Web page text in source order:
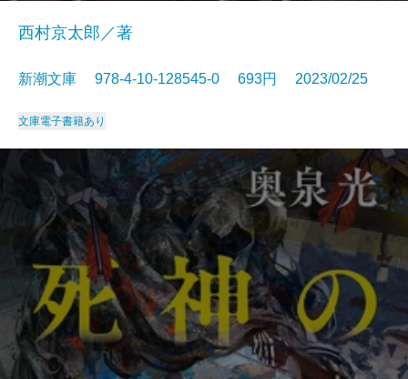
西村京太郎／著
新潮文庫 978-4-10-128545-0 693円 2023/02/25
文庫電子書籍あり